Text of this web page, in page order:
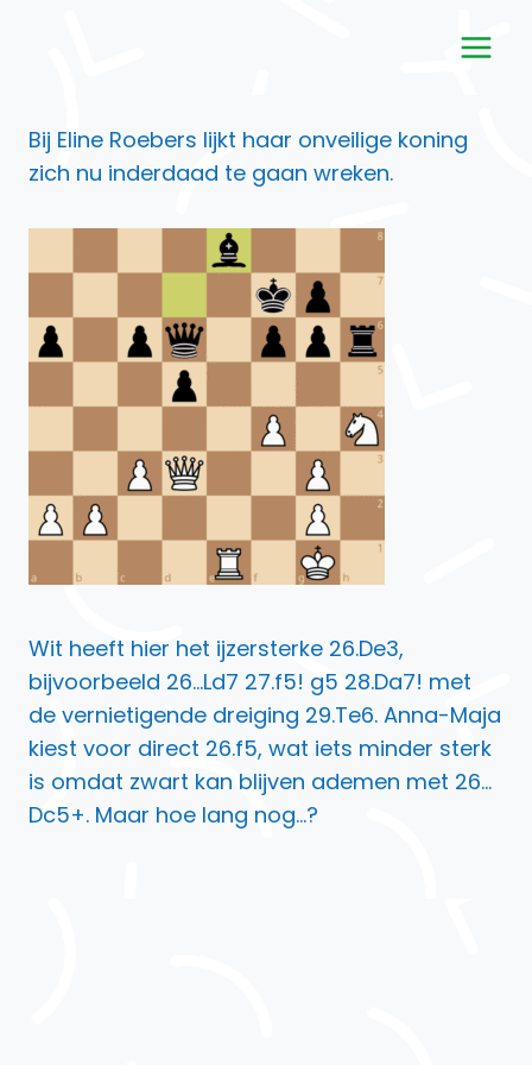
Bij Eline Roebers lijkt haar onveilige koning
zich nu inderdaad te gaan wreken.
Wit heeft hier het ijzersterke 26.De3,
bijvoorbeeld 26…Ld7 27.f5! g5 28.Da7! met
de vernietigende dreiging 29.Te6. Anna-Maja
kiest voor direct 26.f5, wat iets minder sterk
is omdat zwart kan blijven ademen met 26…
Dc5+. Maar hoe lang nog…?